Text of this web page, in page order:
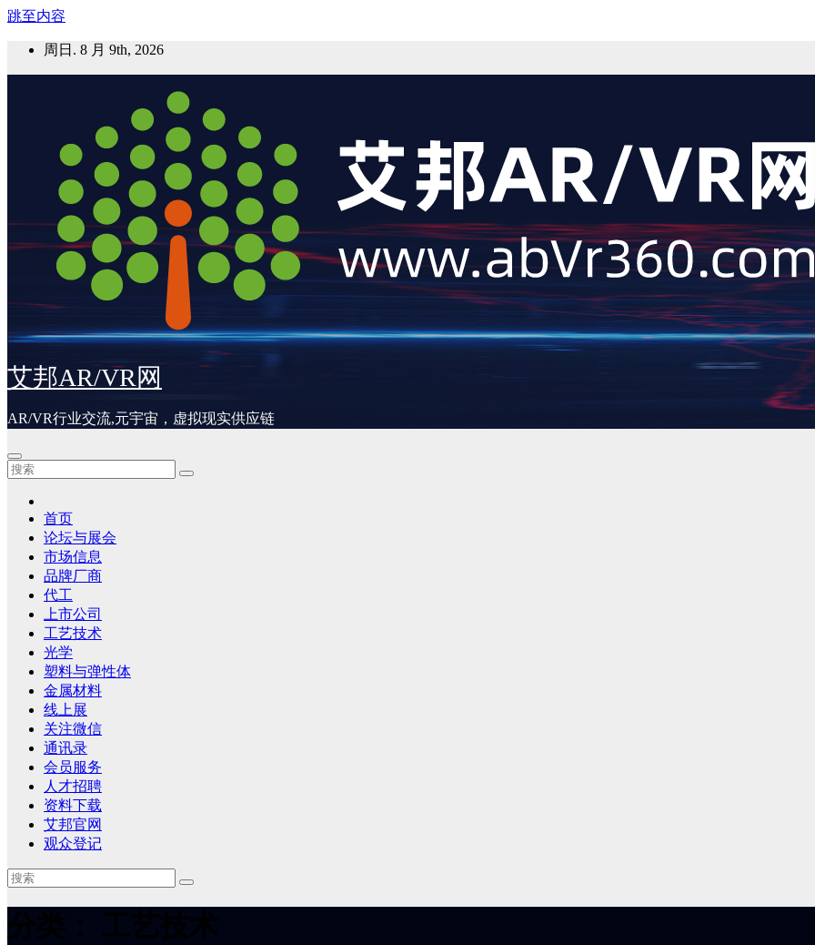
跳至内容
周日. 8 月 9th, 2026
艾邦AR/VR网
AR/VR行业交流,元宇宙，虚拟现实供应链
首页
论坛与展会
市场信息
品牌厂商
代工
上市公司
工艺技术
光学
塑料与弹性体
金属材料
线上展
关注微信
通讯录
会员服务
人才招聘
资料下载
艾邦官网
观众登记